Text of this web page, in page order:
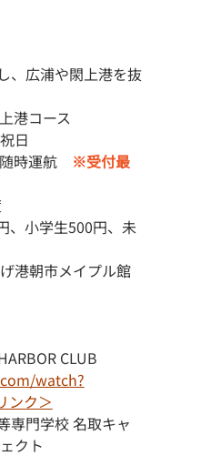
、広浦や閖上港を抜
港コース
日
時運航 ※受付最
、小学生500円、未
港朝市メイプル館
CLUB
watch?
ンク＞
専門学校 名取キャ
クト